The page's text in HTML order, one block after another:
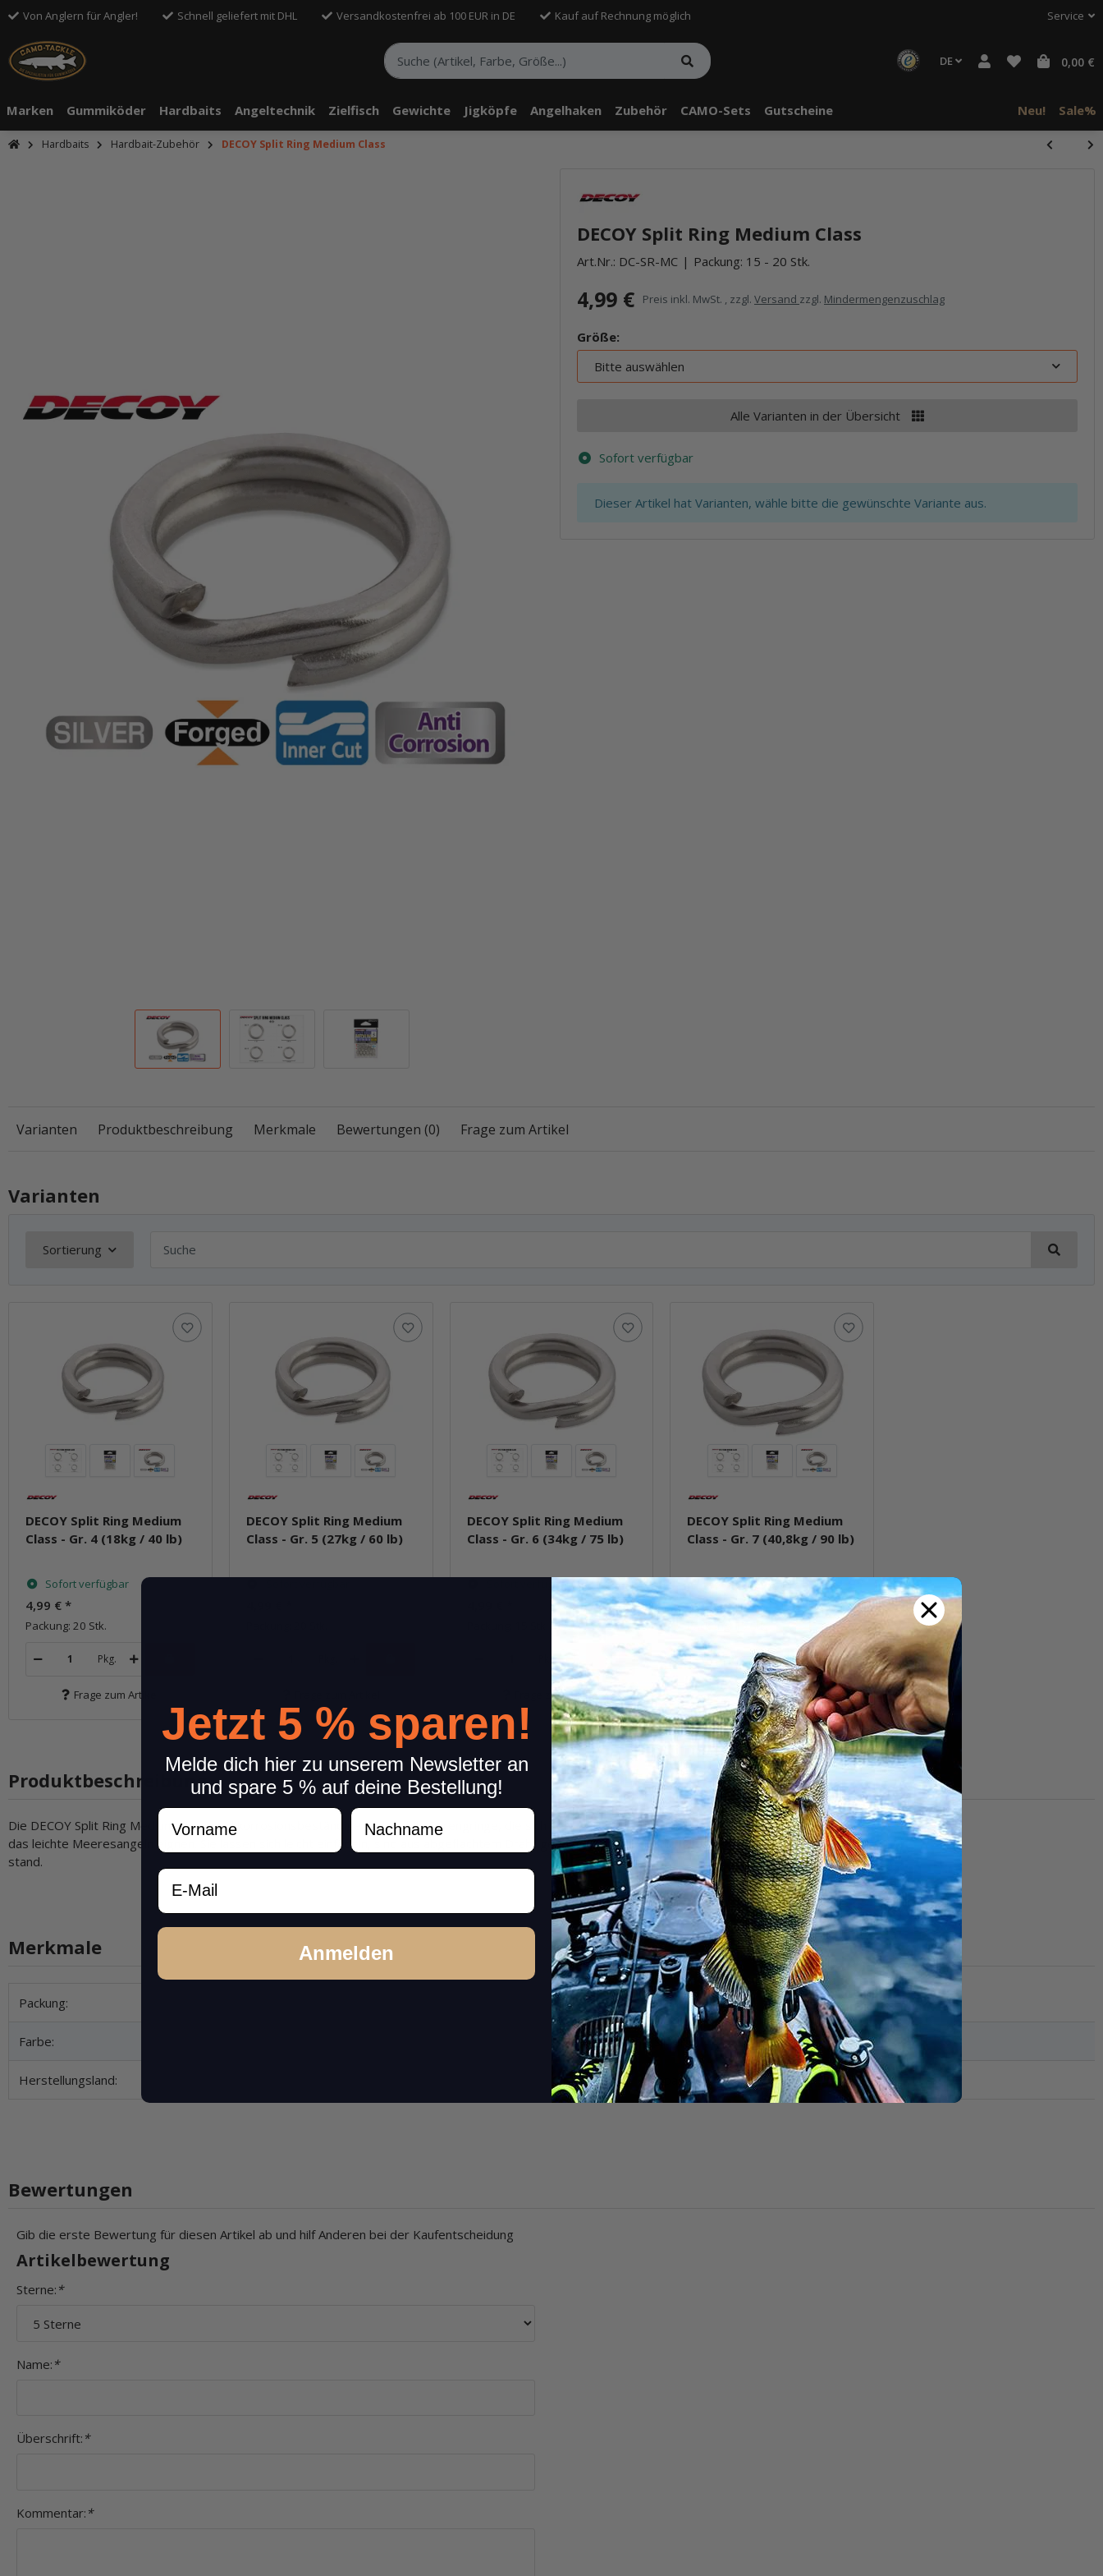
Von Anglern für Angler! Schnell geliefert mit DHL Versandkostenfrei ab 100 EUR in DE Kauf auf Rechnung möglich Service
DE 0,00 €
Marken Gummiköder Hardbaits Angeltechnik Zielfisch Gewichte Jigköpfe Angelhaken Zubehör CAMO-Sets Gutscheine Neu! Sale%
Hardbaits Hardbait-Zubehör DECOY Split Ring Medium Class
DECOY Split Ring Medium Class
Art.Nr.: DC-SR-MC Packung: 15 - 20 Stk.
4,99 € Preis inkl. MwSt. , zzgl. Versand zzgl. Mindermengenzuschlag
Größe:
Bitte auswählen
Alle Varianten in der Übersicht
Sofort verfügbar
x
Dieser Artikel hat Varianten, wähle bitte die gewünschte Variante aus.
Varianten Produktbeschreibung Merkmale Bewertungen (0) Frage zum Artikel
Varianten
Sortierung
DECOY Split Ring Medium
Class - Gr. 4 (18kg / 40 lb)
Sofort verfügbar
4,99 € *
Packung: 20 Stk.
Pkg.
Frage zum Artikel
DECOY Split Ring Medium
Class - Gr. 5 (27kg / 60 lb)
DECOY Split Ring Medium
Class - Gr. 6 (34kg / 75 lb)
Sofort verfügbar
Pkg.
Frage zum Artikel
DECOY Split Ring Medium
Class - Gr. 7 (40,8kg / 90 lb)
Sofort verfügbar
4,99 €*
Packung: 15 Stk.
Pkg.
Frage zum Artikel
Produktbeschreibung
Die DECOY Split Ring Medium Class sind korrosionsbeständige und stabile Sprengringe, die sich sehr gut für Hecht-Hardbaits, Swimbait-Rigs oder
das leichte Meeresangeln eignen. Sie lassen sich leicht einfädeln, sind aus abgeflachtem Draht gefertigt und halten auch starken Belastungen im Drill
stand.
Merkmale
Produkteigenschaft
Wert
Packung: 15 - 20 Stk.
Farbe: Silber
Herstellungsland: Japan
Bewertungen
Gib die erste Bewertung für diesen Artikel ab und hilf Anderen bei der Kaufentscheidung
Artikelbewertung
Sterne: *
Name: *
Überschrift: *
Kommentar: *
Jetzt 5 % sparen!
Melde dich hier zu unserem Newsletter an
und spare 5 % auf deine Bestellung!
Vorname Nachname
Email
Anmelden